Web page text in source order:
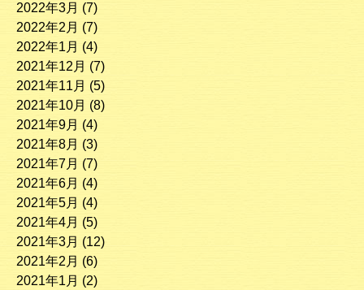
2022年3月 (7)
2022年2月 (7)
2022年1月 (4)
2021年12月 (7)
2021年11月 (5)
2021年10月 (8)
2021年9月 (4)
2021年8月 (3)
2021年7月 (7)
2021年6月 (4)
2021年5月 (4)
2021年4月 (5)
2021年3月 (12)
2021年2月 (6)
2021年1月 (2)